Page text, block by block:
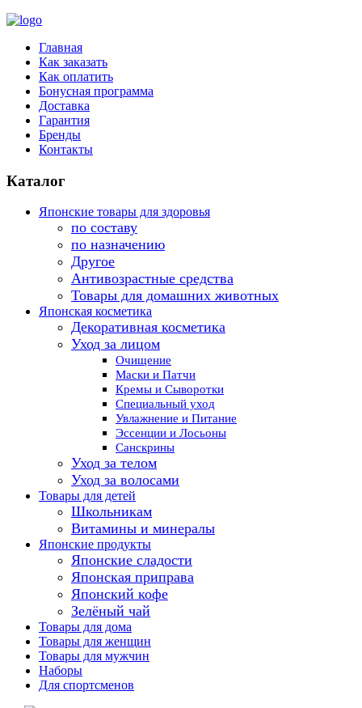
Главная
Как заказать
Как оплатить
Бонусная программа
Доставка
Гарантия
Бренды
Контакты
Каталог
Японские товары для здоровья
по составу
по назначению
Другое
Антивозрастные средства
Товары для домашних животных
Японская косметика
Декоративная косметика
Уход за лицом
Очищение
Маски и Патчи
Кремы и Сыворотки
Специальный уход
Увлажнение и Питание
Эссенции и Лосьоны
Санскрины
Уход за телом
Уход за волосами
Товары для детей
Школьникам
Витамины и минералы
Японские продукты
Японские сладости
Японская приправа
Японский кофе
Зелёный чай
Товары для дома
Товары для женщин
Товары для мужчин
Наборы
Для спортсменов